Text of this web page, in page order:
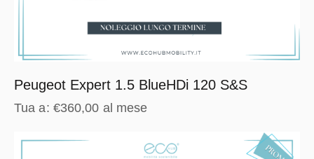
Peugeot Expert 1.5 BlueHDi 120 S&S
Tua a: €360,00 al mese